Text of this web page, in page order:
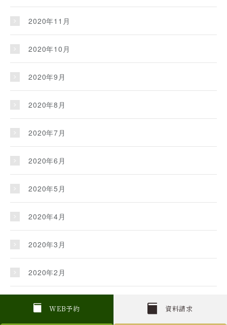
W EB予約 資料請求
2020年11月
2020年10月
2020年9月
2020年8月
2020年7月
2020年6月
2020年5月
2020年4月
2020年3月
2020年2月